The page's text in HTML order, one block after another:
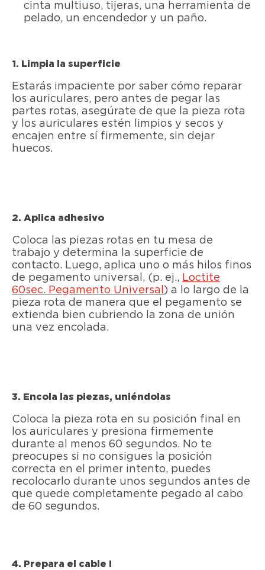
cinta multiuso, tijeras, una herramienta de
pelado, un encendedor y un paño.
1. Limpia la superficie
Estarás impaciente por saber cómo reparar
los auriculares, pero antes de pegar las
partes rotas, asegúrate de que la pieza rota
y los auriculares estén limpios y secos y
encajen entre sí firmemente, sin dejar
huecos.
2. Aplica adhesivo
Coloca las piezas rotas en tu mesa de
trabajo y determina la superficie de
contacto. Luego, aplica uno o más hilos finos
de pegamento universal, (p. ej., Loctite
60sec. Pegamento Universal ) a lo largo de la
pieza rota de manera que el pegamento se
extienda bien cubriendo la zona de unión
una vez encolada.
3. Encola las piezas, uniéndolas
Coloca la pieza rota en su posición final en
los auriculares y presiona firmemente
durante al menos 60 segundos. No te
preocupes si no consigues la posición
correcta en el primer intento, puedes
recolocarlo durante unos segundos antes de
que quede completamente pegado al cabo
de 60 segundos.
4. Prepara el cable I